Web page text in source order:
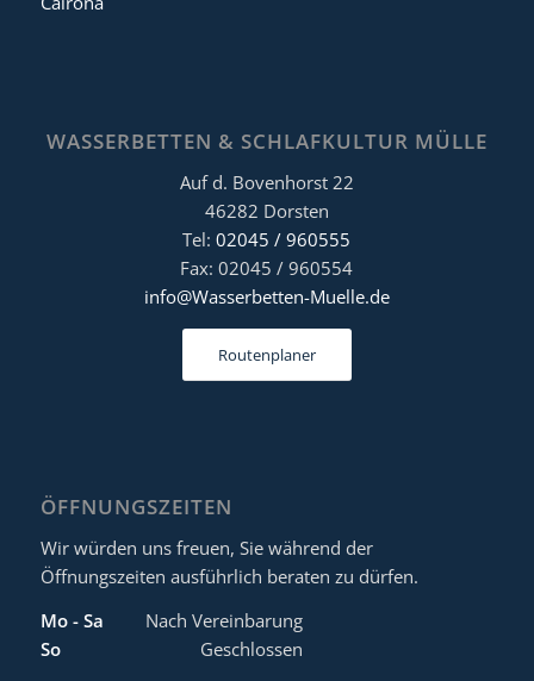
WASSERBETTEN & SCHLAFKULTUR MÜLLE
Auf d. Bovenhorst 22
46282 Dorsten
Tel:02045 / 960555
Fax: 02045 / 960554
info@Wasserbetten-Muelle.de
Routenplaner
ÖFFNUNGSZEITEN
Wir würden uns freuen, Sie während der
Öffnungszeiten ausführlich beraten zu dürfen.
Mo - Sa
Nach Vereinbarung
So
Geschlossen